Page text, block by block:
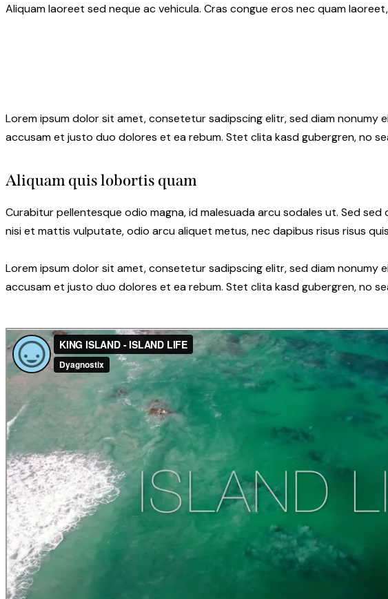
Aliquam laoreet sed neque ac vehicula. Cras congue eros nec quam
Lorem ipsum dolor sit amet, consetetur sadipscing elitr, sed diam
accusam et justo duo dolores et ea rebum. Stet clita kasd gubergren, no
Aliquam quis lobortis quam
Curabitur pellentesque odio magna, id malesuada arcu sodales ut. Sed
nisi et mattis vulputate, odio arcu aliquet metus, nec dapibus risus risus
Lorem ipsum dolor sit amet, consetetur sadipscing elitr, sed diam
accusam et justo duo dolores et ea rebum. Stet clita kasd gubergren, no